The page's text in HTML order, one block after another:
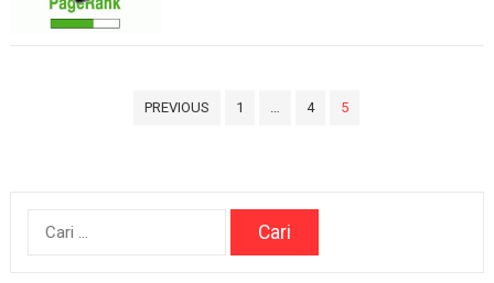
PREVIOUS 1 … 4 5
Cari